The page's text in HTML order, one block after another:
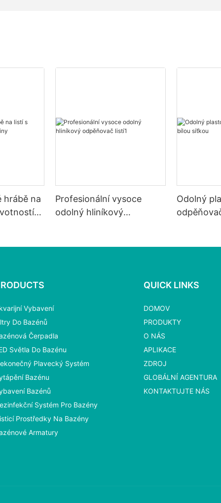
hrábě na
Profesionální vysoce
odolný hliníkový
Odolný
Vybavení
Do Bazénů
Čerpadla
Světla Do Bazénu
Plavecký Systém
Bazénu
Bazénů
Systém Pro Bazény
Prostředky Na Bazény
Armatury
QUICK LINKS
DOMOV
PRODUKTY
O NÁS
APLIKACE
ZDROJ
GLOBÁLNÍ AGENTURA
KONTAKTUJTE NÁS